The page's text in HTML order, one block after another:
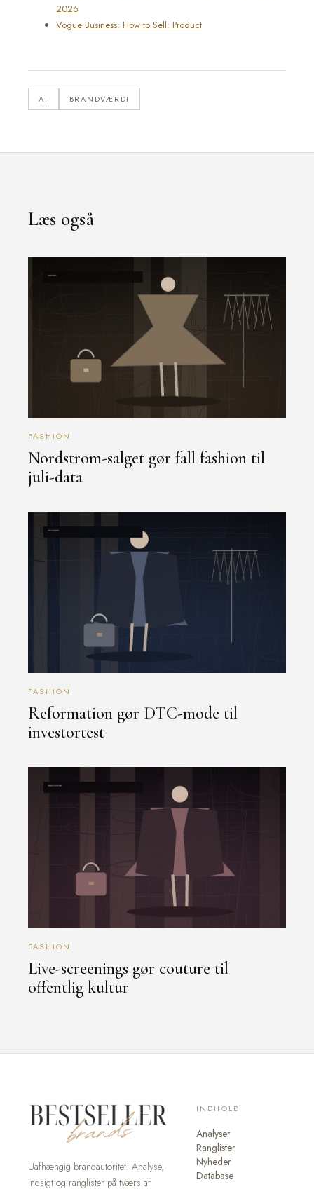
2026
Vogue Business: How to Sell: Product
AI BRANDVÆRDI
Læs også
FASHION
Nordstrom-salget gør fall fashion til
juli-data
FASHION
Reformation gør DTC-mode til
investortest
FASHION
Live-screenings gør couture til
offentlig kultur
Uafhængig brandautoritet. Analyse,
indsigt og ranglister på tværs af
INDHOLD
Analyser
Ranglister
Nyheder
Database